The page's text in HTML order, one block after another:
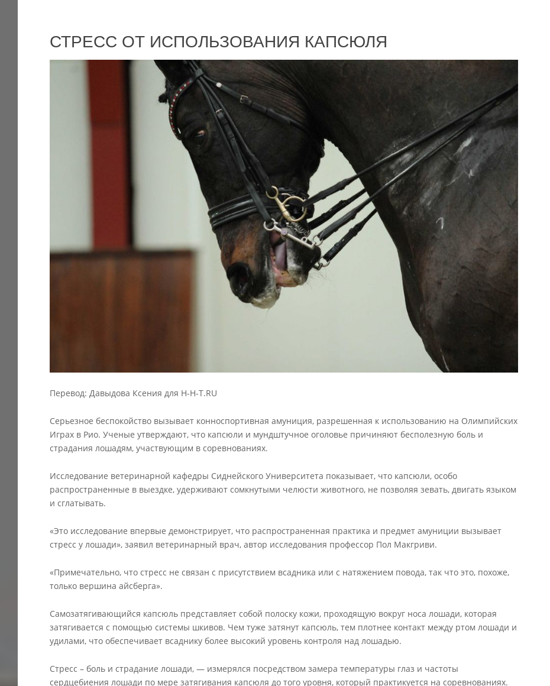
СТРЕСС ОТ ИСПОЛЬЗОВАНИЯ КАПСЮЛЯ
Перевод: Давыдова Ксения для H-H-T.RU
Серьезное беспокойство вызывает конноспортивная амуниция, разрешенная к использованию на Олимпийских
Играх в Рио. Ученые утверждают, что капсюли и мундштучное оголовье причиняют бесполезную боль и
страдания лошадям, участвующим в соревнованиях.
Исследование ветеринарной кафедры Сиднейского Университета показывает, что капсюли, особо
распространенные в выездке, удерживают сомкнутыми челюсти животного, не позволяя зевать, двигать языком
и сглатывать.
«Это исследование впервые демонстрирует, что распространенная практика и предмет амуниции вызывает
стресс у лошади», заявил ветеринарный врач, автор исследования профессор Пол Макгриви.
«Примечательно, что стресс не связан с присутствием всадника или с натяжением повода, так что это, похоже,
только вершина айсберга».
Самозатягивающийся капсюль представляет собой полоску кожи, проходящую вокруг носа лошади, которая
затягивается с помощью системы шкивов. Чем туже затянут капсюль, тем плотнее контакт между ртом лошади и
удилами, что обеспечивает всаднику более высокий уровень контроля над лошадью.
Стресс – боль и страдание лошади, — измерялся посредством замера температуры глаз и частоты
сердцебиения лошади по мере затягивания капсюля до того уровня, который практикуется на соревнованиях.